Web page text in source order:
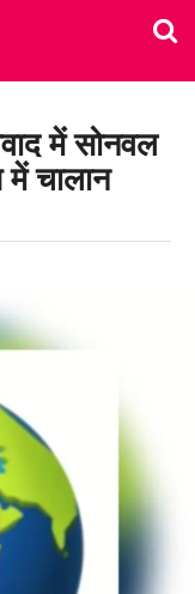
में सोनवल
चालान